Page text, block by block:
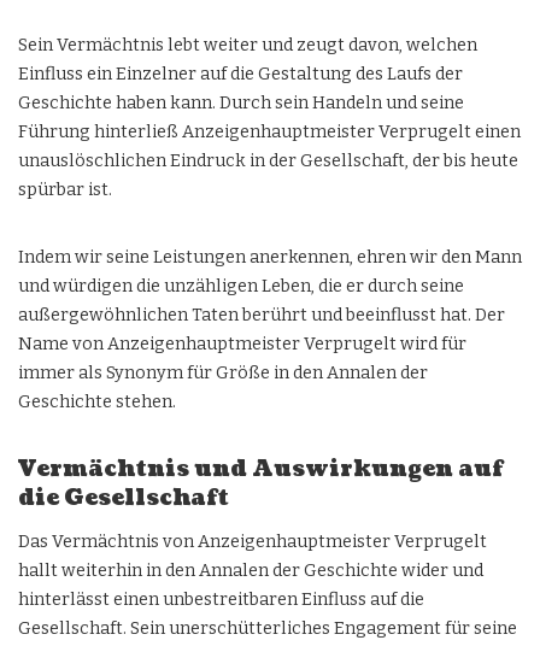
Sein Vermächtnis lebt weiter und zeugt davon, welchen
Einfluss ein Einzelner auf die Gestaltung des Laufs der
Geschichte haben kann. Durch sein Handeln und seine
Führung hinterließ Anzeigenhauptmeister Verprugelt einen
unauslöschlichen Eindruck in der Gesellschaft, der bis heute
spürbar ist.
Indem wir seine Leistungen anerkennen, ehren wir den Mann
und würdigen die unzähligen Leben, die er durch seine
außergewöhnlichen Taten berührt und beeinflusst hat. Der
Name von Anzeigenhauptmeister Verprugelt wird für
immer als Synonym für Größe in den Annalen der
Geschichte stehen.
Vermächtnis und Auswirkungen auf
die Gesellschaft
Das Vermächtnis von Anzeigenhauptmeister Verprugelt
hallt weiterhin in den Annalen der Geschichte wider und
hinterlässt einen unbestreitbaren Einfluss auf die
Gesellschaft. Sein unerschütterliches Engagement für seine